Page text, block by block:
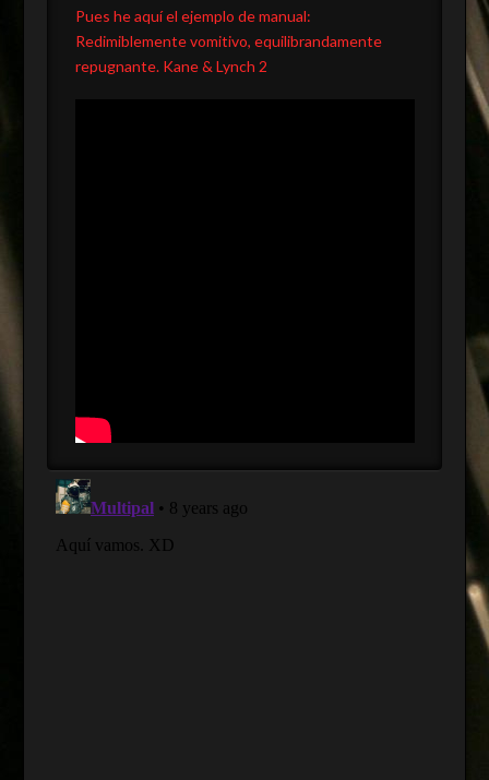
Pues he aquí el ejemplo de manual:
Redimiblemente vomitivo, equilibrandamente
repugnante. Kane & Lynch 2
sergiosrrubio
MUGROSOS:
Kane